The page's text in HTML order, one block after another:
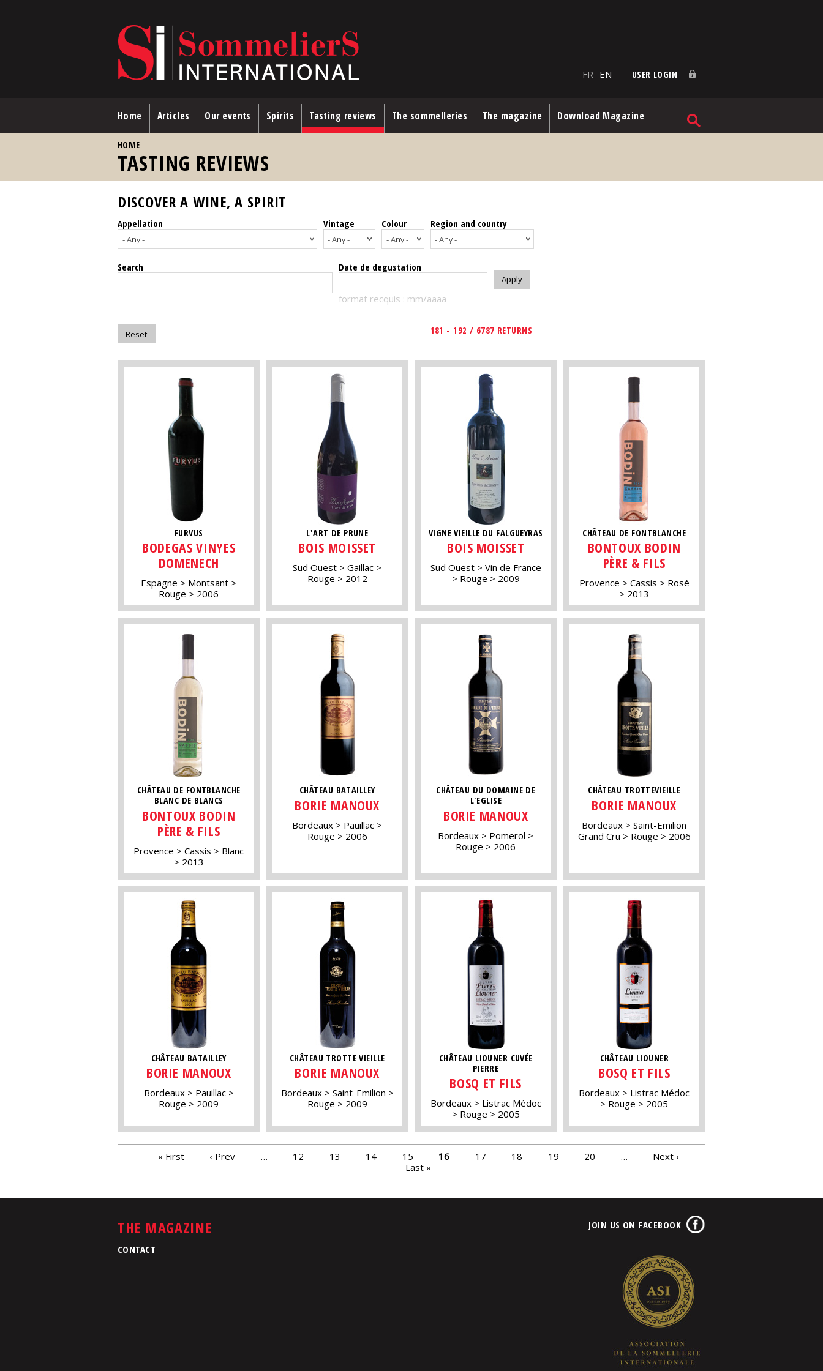
FR EN USER LOGIN
Home Articles Our events Spirits Tasting reviews The sommelleries The magazine Download Magazine
HOME
TASTING REVIEWS
DISCOVER A WINE, A SPIRIT
Appellation Vintage Colour Region and country
Search Date de degustation
format recquis : mm/aaaa
181 - 192 / 6787 RETURNS
FURVUS
BODEGAS VINYES
DOMENECH
Espagne
Montsant
Rouge
2006
L'ART DE PRUNE
BOIS MOISSET
Sud Ouest
Gaillac
Rouge
2012
VIGNE VIEILLE DU FALGUEYRAS
BOIS MOISSET
Sud Ouest
Vin de France
Rouge
2009
CHÂTEAU DE FONTBLANCHE
BONTOUX BODIN
PÈRE & FILS
Provence Cassis
Rosé
2013
CHÂTEAU DE FONTBLANCHE
BLANC DE BLANCS
BONTOUX BODIN
PÈRE & FILS
Provence Cassis
Blanc
2013
CHÂTEAU BATAILLEY
BORIE MANOUX
Bordeaux
Pauillac
Rouge
2006
CHÂTEAU DU DOMAINE DE
L'EGLISE
BORIE MANOUX
Bordeaux
Pomerol
Rouge
2006
CHÂTEAU TROTTEVIEILLE
BORIE MANOUX
Bordeaux
Saint-Emilion
Grand Cru
Rouge 2006
CHÂTEAU BATAILLEY
BORIE MANOUX
Bordeaux
Pauillac
Rouge
2009
CHÂTEAU TROTTE VIEILLE
BORIE MANOUX
Bordeaux
Saint-Emilion
Rouge
2009
CHÂTEAU LIOUNER CUVÉE
PIERRE
BOSQ ET FILS
Bordeaux
Listrac Médoc
Rouge
2005
CHÂTEAU LIOUNER
BOSQ ET FILS
Bordeaux
Listrac Médoc
Rouge
2005
« First ‹ Prev … 12 13 14 15 16 17 18 19 20 …
Next ›
Last »
THE MAGAZINE
CONTACT
JOIN US ON FACEBOOK